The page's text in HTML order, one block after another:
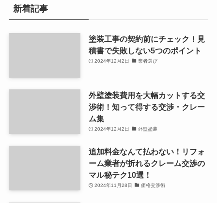
新着記事
塗装工事の契約前にチェック！見
積書で失敗しない5つのポイント
2024年12月2日 業者選び
外壁塗装費用を大幅カットする交
渉術！知って得する交渉・クレー
ム集
2024年12月2日 外壁塗装
追加料金なんて払わない！リフォ
ーム業者が折れるクレーム交渉の
マル秘テク10選！
2024年11月28日 価格交渉術